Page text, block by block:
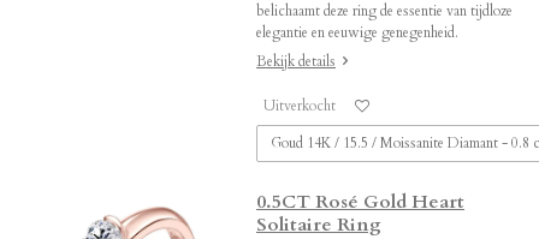
belichaamt deze ring de essentie van tijdloze
elegantie en eeuwige genegenheid.
Bekijk details
Uitverkocht
0.5CT Rosé Gold Heart
Solitaire Ring